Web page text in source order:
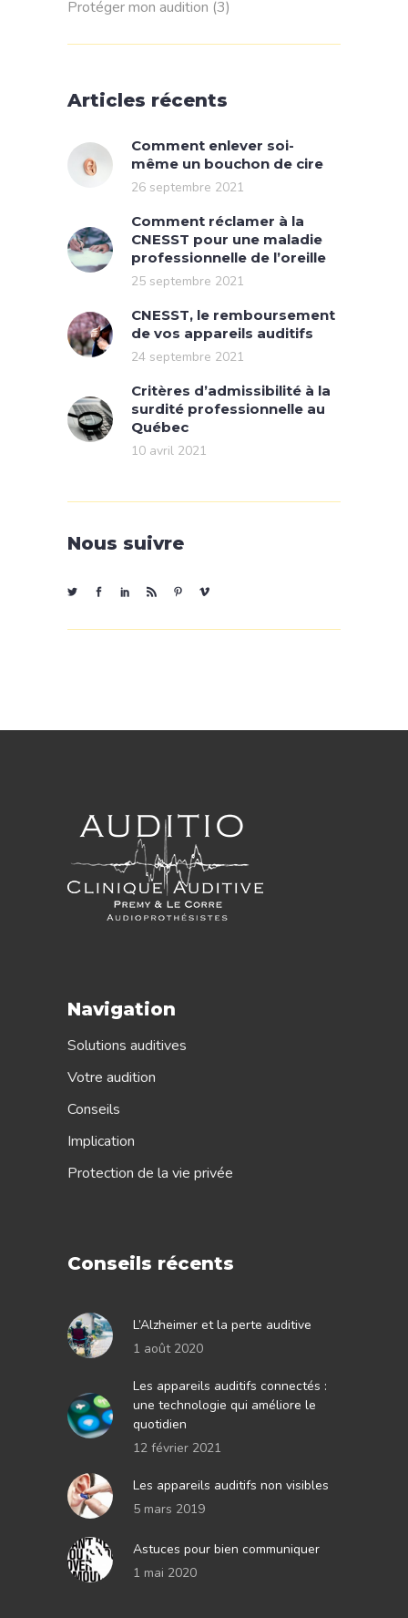
Protéger mon audition (3)
Articles récents
Comment enlever soi-
même un bouchon de cire
26 septembre 2021
Comment réclamer à la
CNESST pour une maladie
professionnelle de l’oreille
25 septembre 2021
CNESST, le remboursement
de vos appareils auditifs
24 septembre 2021
Critères d’admissibilité à la
surdité professionnelle au
Québec
10 avril 2021
Nous suivre
Navigation
Solutions auditives
Votre audition
Conseils
Implication
Protection de la vie privée
Conseils récents
L’Alzheimer et la perte auditive
1 août 2020
Les appareils auditifs connectés :
une technologie qui améliore le
quotidien
12 février 2021
Les appareils auditifs non visibles
5 mars 2019
Astuces pour bien communiquer
1 mai 2020